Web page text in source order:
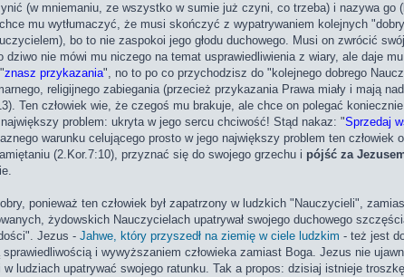
(w mniemaniu, ze wszystko w sumie już czyni, co trzeba) i nazywa go
mu wytłumaczyć, że musi skończyć z wypatrywaniem kolejnych
bo to nie zaspokoi jego głodu duchowego. Musi on zwrócić
nie mówi mu niczego na temat usprawiedliwienia z wiary, ale daje
znasz przykazania", no to po co przychodzisz do "kolejnego dobrego
religijnego zabiegania (przecież przykazania Prawa miały i mają
Ten człowiek wie, że czegoś mu brakuje, ale chce on polegać
problem: ukryta w jego sercu chciwość! Stąd nakaz: "Sprzedaj
warunku celującego prosto w jego największy problem ten
(2.Kor.7:10), przyznać się do swojego grzechu i pójść za
ponieważ ten człowiek był zapatrzony w ludzkich "Nauczycieli",
żydowskich Nauczycielach upatrywał swojego duchowego
Jezus - Jahwe, który przyszedł na ziemię w ciele ludzkim - też jest
i wywyższaniem człowieka zamiast Boga. Jezus nie
ludziach upatrywać swojego ratunku. Tak a propos: dzisiaj istnieje